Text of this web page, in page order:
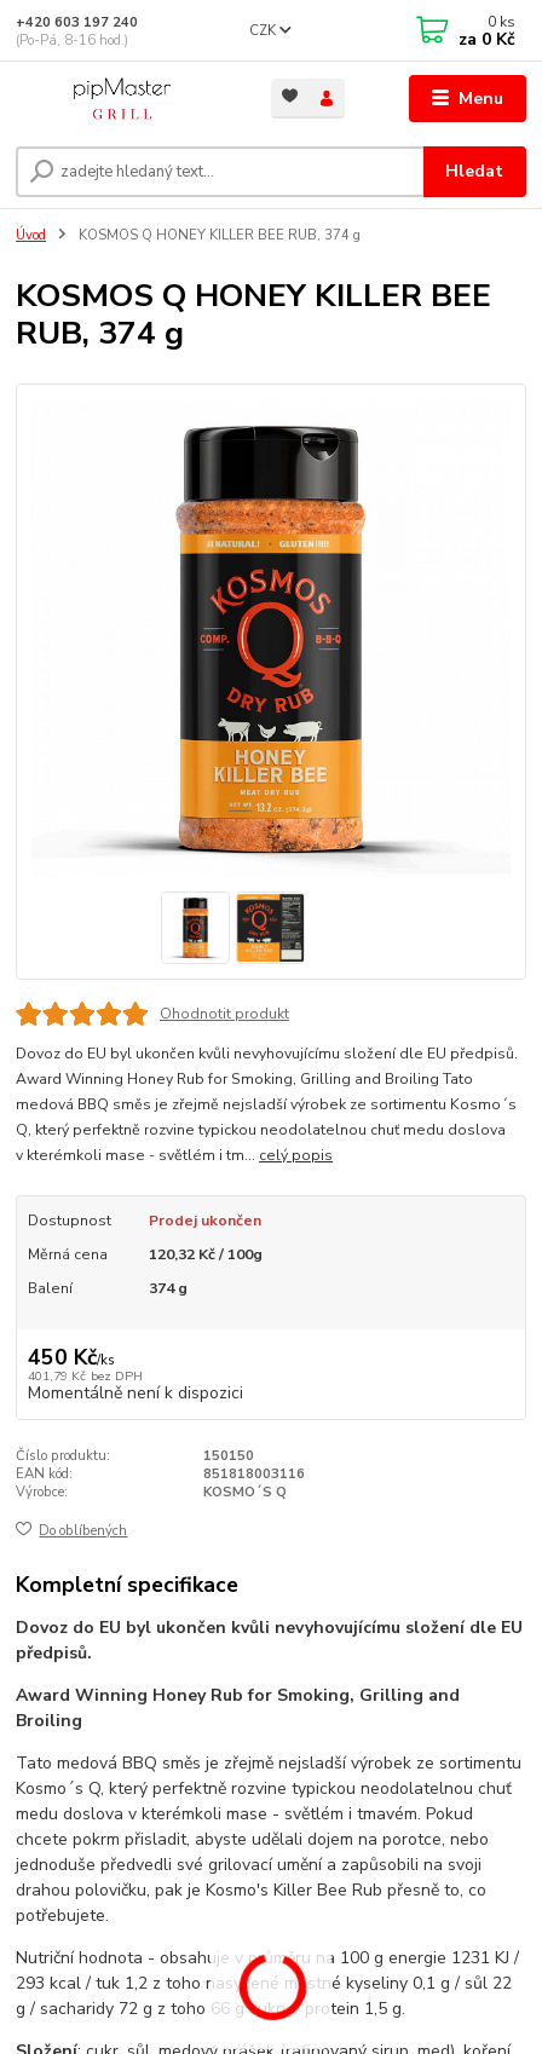
Menu
CZK
Hledat
+420 603 197 240
(Po-Pá, 8-16 hod.)
0 ks
za 0 Kč
Úvod KOSMOS Q HONEY KILLER BEE RUB, 374 g
KOSMOS Q HONEY KILLER BEE
RUB, 374 g
Ohodnotit produkt
Dovoz do EU byl ukončen kvůli nevyhovujícímu složení dle EU předpisů.
Award Winning Honey Rub for Smoking, Grilling and Broiling Tato
medová BBQ směs je zřejmě nejsladší výrobek ze sortimentu Kosmo´s
Q, který perfektně rozvine typickou neodolatelnou chuť medu doslova
v kterémkoli mase - světlém i tm... celý popis
Dostupnost
Prodej ukončen
Měrná cena
120,32 Kč / 100g
Balení
374 g
450 Kč/ks
401,79 Kč bez DPH
Momentálně není k dispozici
Číslo produktu:
150150
EAN kód:
851818003116
Výrobce:
KOSMO´S Q
Do oblíbených
Kompletní specifikace
Dovoz do EU byl ukončen kvůli nevyhovujícímu složení dle EU
předpisů.
Award Winning Honey Rub for Smoking, Grilling and
Broiling
Tato medová BBQ směs je zřejmě nejsladší výrobek ze sortimentu
Kosmo´s Q, který perfektně rozvine typickou neodolatelnou chuť
medu doslova v kterémkoli mase - světlém i tmavém. Pokud
chcete pokrm přisladit, abyste udělali dojem na porotce, nebo
jednoduše předvedli své grilovací umění a zapůsobili na svoji
drahou polovičku, pak je Kosmo's Killer Bee Rub přesně to, co
potřebujete.
Nutriční hodnota - obsahuje v průměru na 100 g energie 1231 KJ /
293 kcal / tuk 1,2 z toho nasycené mastné kyseliny 0,1 g / sůl 22
g / sacharidy 72 g z toho 66 g cukry / protein 1,5 g.